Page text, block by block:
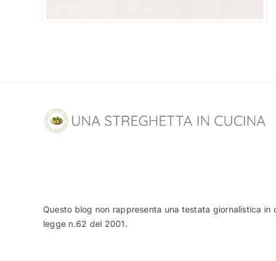
Questo blog non rappresenta una testata giornalistica
legge n.62 del 2001.